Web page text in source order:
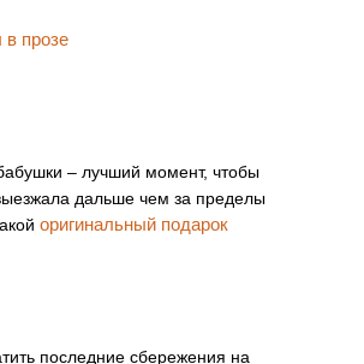
– лучший момент, чтобы
дальше чем за пределы
оригинальный подарок
последние сбережения на